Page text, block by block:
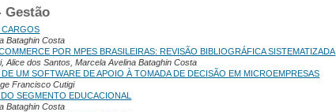
Gestão
CARGOS
Bataghin Costa
POR MPES BRASILEIRAS: REVISÃO BIBLIOGRÁFICA SISTEMATIZADA
Alice dos Santos, Marcela Avelina Bataghin Costa
UM SOFTWARE DE APOIO À TOMADA DE DECISÃO EM MICROEMPRESAS
Francisco Cutigi
SEGMENTO EDUCACIONAL
Bataghin Costa